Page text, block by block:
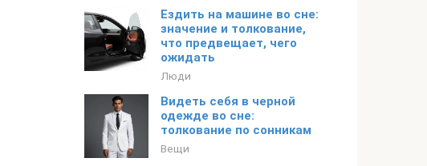
Ездить на машине во сне:
значение и толкование,
что предвещает, чего
ожидать
Люди
Видеть себя в черной
одежде во сне:
толкование по сонникам
Вещи